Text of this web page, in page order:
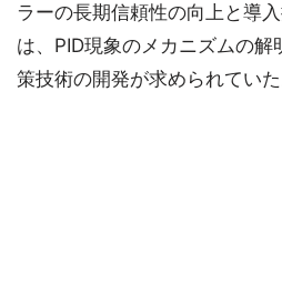
ラーの長期信頼性の向上と導
は、PID現象のメカニズムの解
策技術の開発が求められていた